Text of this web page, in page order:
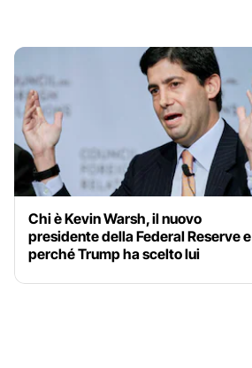
Chi è Kevin Warsh, il nuovo
presidente della Federal Reserve e
perché Trump ha scelto lui